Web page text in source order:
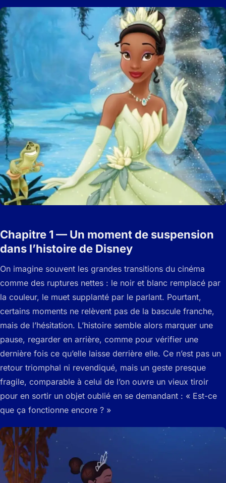
Chapitre 1 — Un moment de suspension
dans l’histoire de Disney
On imagine souvent les grandes transitions du cinéma
comme des ruptures nettes : le noir et blanc remplacé par
la couleur, le muet supplanté par le parlant. Pourtant,
certains moments ne relèvent pas de la bascule franche,
mais de l’hésitation. L’histoire semble alors marquer une
pause, regarder en arrière, comme pour vérifier une
dernière fois ce qu’elle laisse derrière elle. Ce n’est pas un
retour triomphal ni revendiqué, mais un geste presque
fragile, comparable à celui de l’on ouvre un vieux tiroir
pour en sortir un objet oublié en se demandant : « Est-ce
que ça fonctionne encore ? »